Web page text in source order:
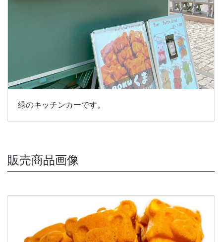
緑のキッチンカーです。
販売商品画像